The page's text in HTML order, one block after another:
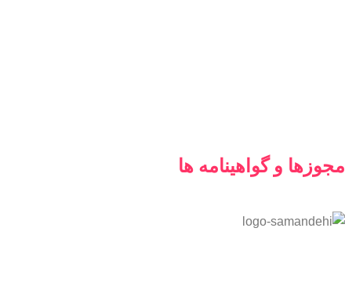
مجوزها و گواهینامه ها